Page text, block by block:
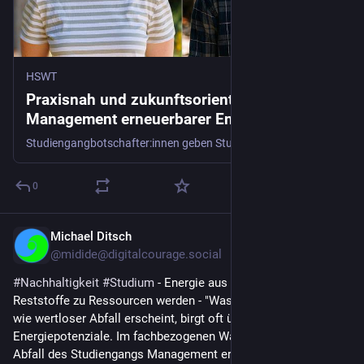
HSWT
Praxisnah und zukunftsorientiert:
Management erneuerbarer Energien | HSWT
0
Michael Ditsch
@midide@digitalcourage.social
#Nachhaltigkeit #Studium - Energie aus Abfall: Wenn
Reststoffe zu Ressourcen werden - "Was auf den ersten Blick
wie wertloser Abfall erscheint, birgt oft überraschende
Energiepotenziale. Im fachbezogenen Wahlmodul Energie aus
Abfall des Studiengangs Management erneuerbarer Energien